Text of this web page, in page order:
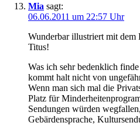
Mia sagt:
06.06.2011 um 22:57 Uhr
Wunderbar illustriert mit
Titus!
Was ich sehr bedenklich
kommt halt nicht von
Wenn man sich mal die
Platz für
Sendungen würden
Gebärdensprache,